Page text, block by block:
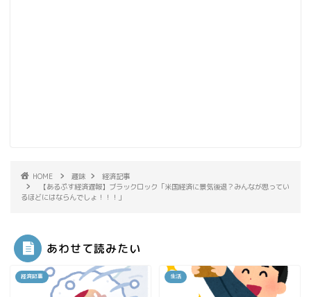
HOME 趣味
経済記事
【あるぷす経済遅報】ブラックロック「米国経済に景気後退？みんなが思ってい
るほどにはならんでしょ！！！」
あわせて読みたい
経済記事 生活